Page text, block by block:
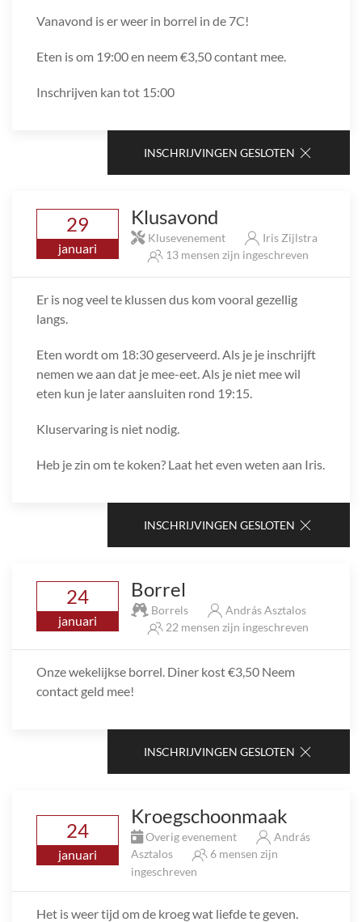
Vanavond is er weer in borrel in de 7C!
Eten is om 19:00 en neem €3,50 contant mee.
Inschrijven kan tot 15:00
INSCHRIJVINGEN GESLOTEN
29
januari
Klusavond
Klusevenement
Iris Zijlstra
13 mensen zijn ingeschreven
Er is nog veel te klussen dus kom vooral gezellig
langs.
Eten wordt om 18:30 geserveerd. Als je je inschrijft
nemen we aan dat je mee-eet. Als je niet mee wil
eten kun je later aansluiten rond 19:15.
Kluservaring is niet nodig.
Heb je zin om te koken? Laat het even weten aan Iris.
INSCHRIJVINGEN GESLOTEN
24
januari
Borrel
Borrels
András Asztalos
22 mensen zijn ingeschreven
Onze wekelijkse borrel. Diner kost €3,50 Neem
contact geld mee!
INSCHRIJVINGEN GESLOTEN
24
januari
Kroegschoonmaak
Overig evenement
András
Asztalos
6 mensen zijn
ingeschreven
Het is weer tijd om de kroeg wat liefde te geven.